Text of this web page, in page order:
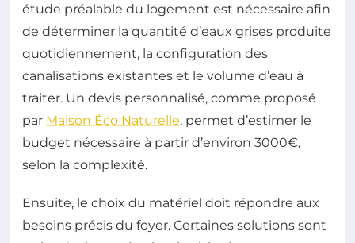
étude préalable du logement est nécessaire afin
de déterminer la quantité d’eaux grises produite
quotidiennement, la configuration des
canalisations existantes et le volume d’eau à
traiter. Un devis personnalisé, comme proposé
par Maison Éco Naturelle, permet d’estimer le
budget nécessaire à partir d’environ 3000€,
selon la complexité.
Ensuite, le choix du matériel doit répondre aux
besoins précis du foyer. Certaines solutions sont